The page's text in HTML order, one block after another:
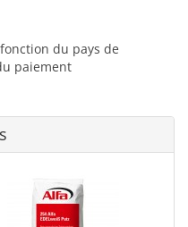
du pays de
paiement